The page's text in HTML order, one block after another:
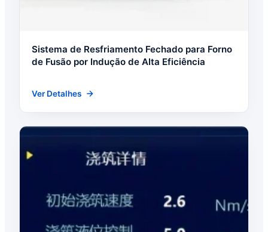
Sistema de Resfriamento Fechado para Forno
de Fusão por Indução de Alta Eficiência
Ver Detalhes